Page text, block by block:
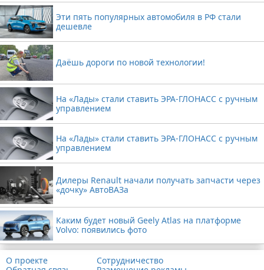
Эти пять популярных автомобиля в РФ стали
дешевле
Даёшь дороги по новой технологии!
На «Лады» стали ставить ЭРА-ГЛОНАСС с ручным
управлением
На «Лады» стали ставить ЭРА-ГЛОНАСС с ручным
управлением
Дилеры Renault начали получать запчасти через
«дочку» АвтоВАЗа
Каким будет новый Geely Atlas на платформе
Volvo: появились фото
О проекте
Сотрудничество